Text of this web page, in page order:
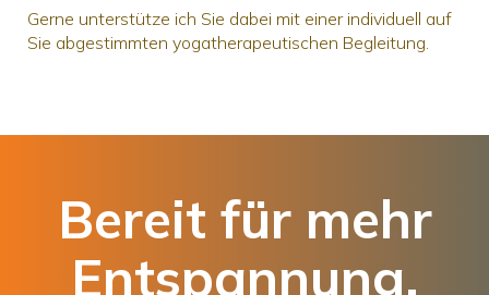
Gerne unterstütze ich Sie dabei mit einer individuell auf
Sie abgestimmten yogatherapeutischen Begleitung.
Bereit für mehr
Entspannung,